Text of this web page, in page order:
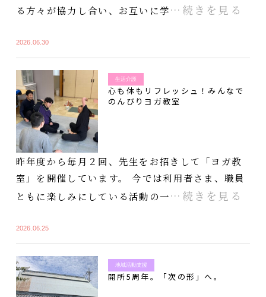
る方々が協力し合い、お互いに学…続きを見る
2026.06.30
生活介護
心も体もリフレッシュ！みんなで
のんびりヨガ教室
昨年度から毎月２回、先生をお招きして「ヨガ教
室」を開催しています。 今では利用者さま、職員
ともに楽しみにしている活動の一…続きを見る
2026.06.25
地域活動支援
開所5周年。「次の形」へ。